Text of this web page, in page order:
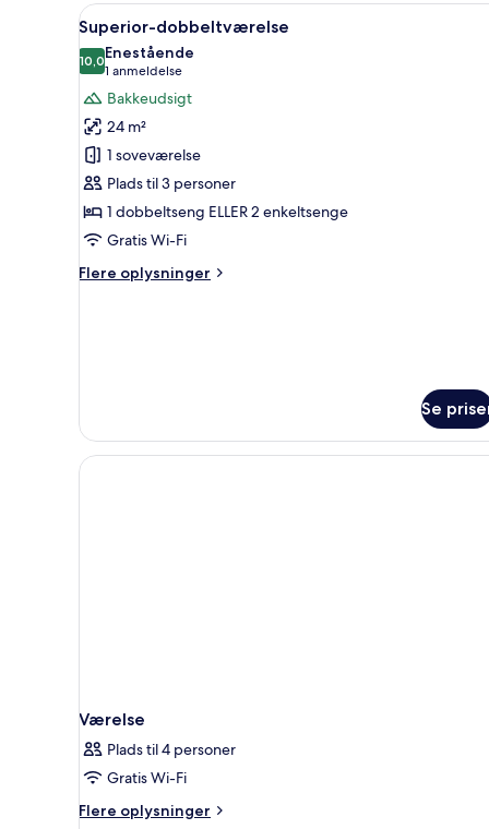
Indlæs
alle
billeder
af
Superior-
dobbeltværelse
Et hotelværelse med en
7
Superior-dobbeltværelse
10,010,0 ud af 10
Enestående
1 anmeldelse
(1
anmeldelse)
Bakkeudsigt
24 m²
1 soveværelse
Plads til 3 personer
1 dobbeltseng ELLER 2 enkeltsenge
Gratis Wi-Fi
Flere oplysninger
Flere
Se
Værelse
Plads til 4 personer
Gratis Wi-Fi
Flere oplysninger
Flere